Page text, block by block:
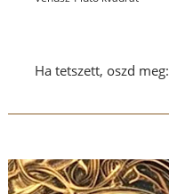
Ha tetszett, oszd meg: